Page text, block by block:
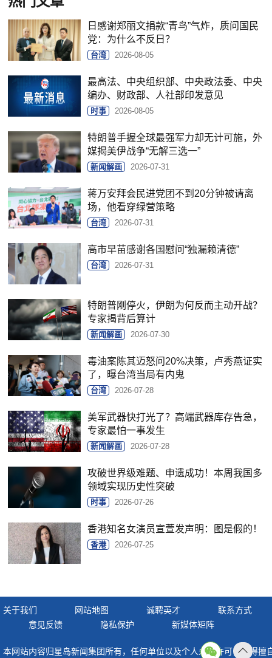
日感谢郑丽文捐款“青鸟”气炸，质问国民
党：为什么不反日？
台湾 2026-08-05
最高法、中央组织部、中央政法委、中央
编办、财政部、人社部印发意见
时事 2026-08-05
特朗普手握全球最强军力却无计可施，外
媒揭美伊战争“无解三选一”
新闻解画 2026-07-31
蒋万安拜会民进党团不到20分钟被请离
场，他看穿绿营策略
台湾 2026-07-31
高市早苗感谢各国慰问“独漏赖清德”
台湾 2026-07-31
特朗普刚停火，伊朗为何反而主动开战？
专家揭背后算计
新闻解画 2026-07-30
毒油案陈其迈怒问20%决策，卢秀燕证实
了，曝台湾当局有内鬼
台湾 2026-07-28
美军武器快打光了？高端武器库存告急，
专家最怕一事发生
新闻解画 2026-07-28
攻破世界级难题、申遗成功！本周我国多
领域实现历史性突破
时事 2026-07-26
香港知名女演员宣萱发声明：图是假的！
香港 2026-07-25
关于我们 网站地图 诚聘英才
联系方式
意见反馈
隐私保护 新媒体矩阵
本网站内容归星岛新闻集团所有，任何单位以及个人未经许可，不得擅